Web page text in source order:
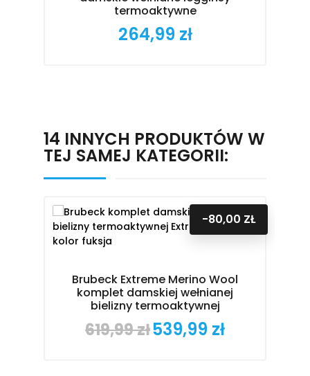
termoaktywne
Cena
264,99 zł
14 INNYCH PRODUKTÓW W
TEJ SAMEJ KATEGORII:
Brubeck Extreme Merino Wool
komplet damskiej wełnianej
bielizny termoaktywnej
Cena
619,99 zł
-80,00 ZŁ
Cena
539,99 zł